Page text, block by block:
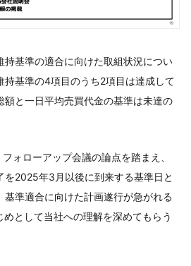
持基準の適合に向けた取組状況につい
持基準の4項目のうち2項目は達成して
額と一日平均売買代金の基準は未達の
ォローアップ会議の論点を踏まえ、
を2025年3月以後に到来する基準日と
準適合に向けた計画遂行が急がれる
として当社への理解を深めてもらう